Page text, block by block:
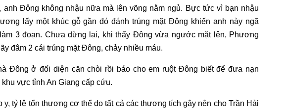
anh Đông không nhậu nữa mà lên võng nằm ngủ. Bực tức vì bạn nhậu
lấy một khúc gỗ gần đó đánh trúng mặt Đông khiến anh này ngã
3 đoạn. Chưa dừng lại, khi thấy Đông vừa ngước mặt lên, Phương
đâm 2 cái trúng mặt Đông, chảy nhiều máu.
Đông ở đối diện căn chòi rồi báo cho em ruột Đông biết để đưa nạn
vực tỉnh An Giang cấp cứu.
y, tỷ lệ tổn thương cơ thể do tất cả các thương tích gây nên cho Trần Hải